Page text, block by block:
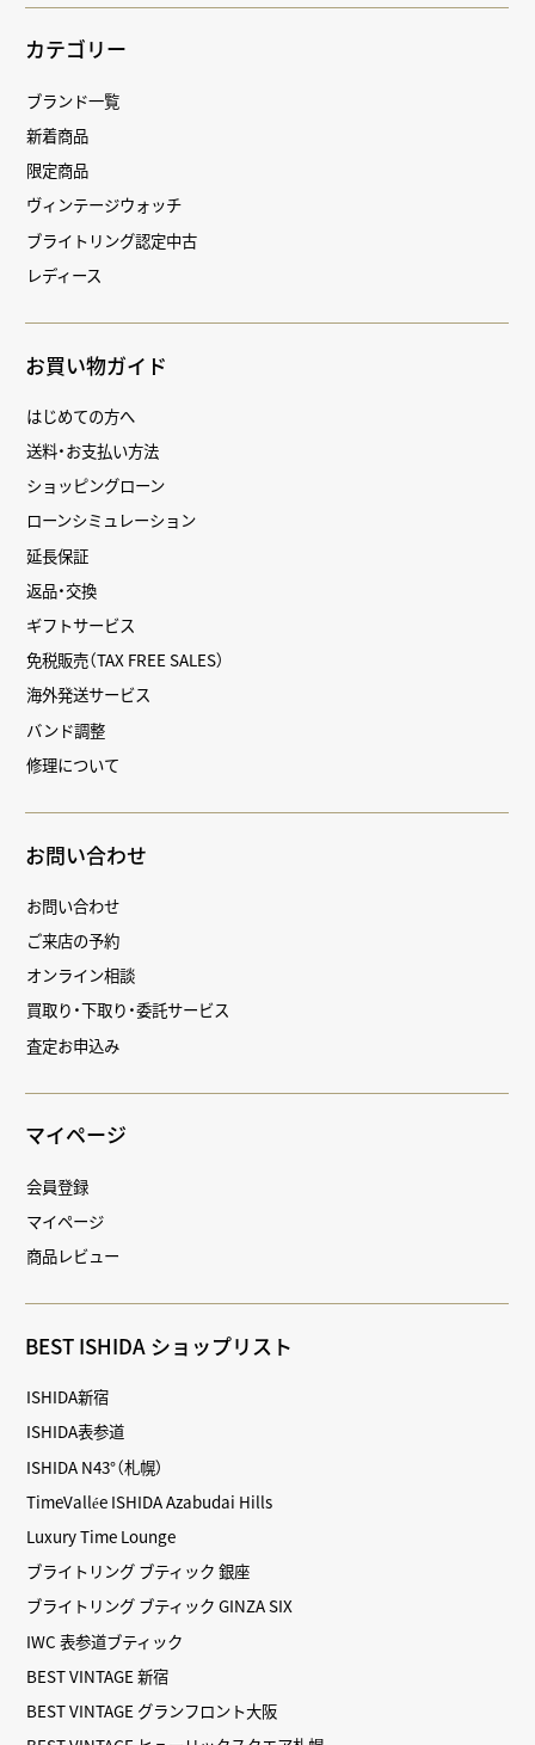
カテゴリー
ブランド一覧
新着商品
限定商品
ヴィンテージウォッチ
ブライトリング認定中古
レディース
お買い物ガイド
はじめての方へ
送料・お支払い方法
ショッピングローン
ローンシミュレーション
延長保証
返品・交換
ギフトサービス
免税販売（TAX FREE SALES）
海外発送サービス
バンド調整
修理について
お問い合わせ
お問い合わせ
ご来店の予約
オンライン相談
買取り・下取り・委託サービス
査定お申込み
マイページ
会員登録
マイページ
商品レビュー
BEST ISHIDA ショップリスト
ISHIDA新宿
ISHIDA表参道
ISHIDA N43°（札幌）
TimeVallée ISHIDA Azabudai Hills
Luxury Time Lounge
ブライトリング ブティック 銀座
ブライトリング ブティック GINZA SIX
IWC 表参道ブティック
BEST VINTAGE 新宿
BEST VINTAGE グランフロント大阪